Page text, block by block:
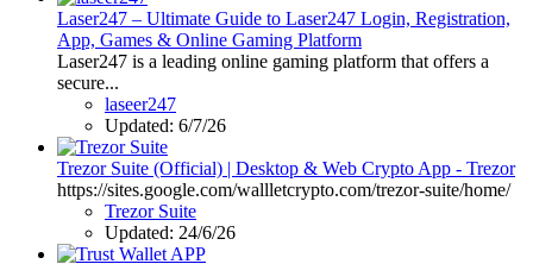
Laser247 – Ultimate Guide to Laser247 Login, Registration,
App, Games & Online Gaming Platform
Laser247 is a leading online gaming platform that offers a
secure...
laseer247
Updated: 6/7/26
Trezor Suite (Official) | Desktop & Web Crypto App - Trezor
https://sites.google.com/wallletcrypto.com/trezor-suite/home/
Trezor Suite
Updated: 24/6/26